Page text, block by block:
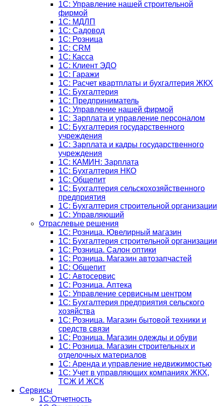
1С: Управление нашей строительной
фирмой
1С: МДЛП
1С: Садовод
1С: Розница
1C: CRM
1C: Касса
1С: Клиент ЭДО
1С: Гаражи
1C: Расчет квартплаты и бухгалтерия ЖКХ
1C: Бухгалтерия
1C: Предприниматель
1C: Управление нашей фирмой
1C: Зарплата и управление персоналом
1C: Бухгалтерия государственного
учреждения
1C: Зарплата и кадры государственного
учреждения
1C: КАМИН: Зарплата
1C: Бухгалтерия НКО
1С: Общепит
1С: Бухгалтерия сельскохозяйст­венного
предприятия
1С: Бухгалтерия строительной организации
1С: Управляющий
Отраслевые решения
1С: Розница. Ювелирный магазин
1С: Бухгалтерия строительной организации
1С: Розница. Салон оптики
1С: Розница. Магазин автозапчастей
1C: Общепит
1С: Автосервис
1С: Розница. Аптека
1С: Управление сервисным центром
1С: Бухгалтерия предприятия сельского
хозяйства
1С: Розница. Магазин бытовой техники и
средств связи
1С: Розница. Магазин одежды и обуви
1С: Розница. Магазин строительных и
отделочных материалов
1С: Аренда и управление недвижимостью
1C: Учет в управляющих компаниях ЖКХ,
ТСЖ И ЖСК
Сервисы
1С:Отчетность